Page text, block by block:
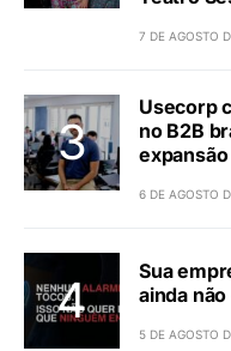
7 DE AGOSTO
Usecorp
no B2B
6 DE AGOSTO
Sua
ainda
5 DE AGOSTO